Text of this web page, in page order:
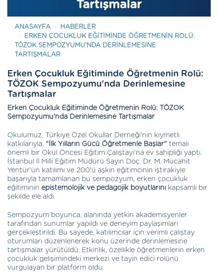
Tartışmalar
ANASAYFA
HABERLER
ERKEN ÇOCUKLUK EĞITIMINDE ÖĞRETMENIN ROLÜ:
TÖZOK SEMPOZYUMU'NDA DERINLEMESINE
TARTIŞMALAR
Erken Çocukluk Eğitiminde Öğretmenin Rolü:
TÖZOK Sempozyumu'nda Derinlemesine
Tartışmalar
Erken Çocukluk Eğitiminde Öğretmenin Rolü: TÖZOK
Sempozyumu'nda Derinlemesine Tartışmalar
Okulumuz, Türkiye Özel Okullar Derneği'nin kıymetli
katkılarıyla, "İlk Yılların Gücü Öğretmenle Başlar" temalı
önemli bir Okul Öncesi Eğitim Çalıştayı'na ev sahipliği yaptı.
İstanbul İl Milli Eğitim Müdürü Sayın Doç. Dr. M. Mücahit
Yentür'ün katılımı ve 200'ü aşkın eğitimcinin iştirakiyle
başarıyla tamamlanan bu sempozyum, erken çocukluk
eğitiminin epistemolojik ve pedagojik boyutlarını kapsamlı bir
şekilde ele aldı.
Sempozyum boyunca, alanında yetkin akademisyenler
tarafından sunumlar yapıldı ve deneyim paylaşımları
gerçekleştirildi. Bu sayede, katılımcılar için verimli çalıştay
oturumları düzenlenerek konu üzerinde derinlemesine
tartışmalar yürütüldü. Etkinlik, özellikle öğretmenlerin erken
çocukluk gelişimindeki merkezi ve tayin edici rolünü
vurgulayan bir platform oldu.